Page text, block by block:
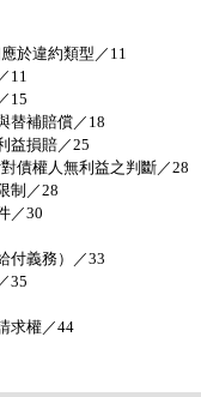
於違約類型／11
11
15
補賠償／18
損賠／25
債權人無利益之判斷／28
制／28
／30
義務）／33
35
求權／44